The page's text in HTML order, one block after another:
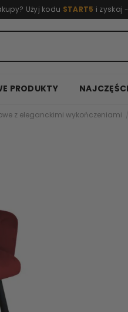
Użyj kodu START5 i zyskaj
PRODUKTY
z eleganckimi wykończeniami